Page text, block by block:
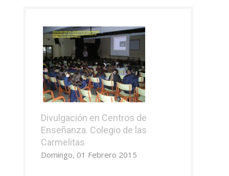
Divulgación en Centros de
Enseñanza. Colegio de las
Carmelitas
Domingo, 01 Febrero 2015